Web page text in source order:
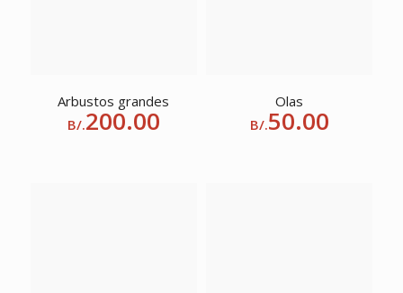
Arbustos grandes
B/.200.00
Olas
B/.50.00